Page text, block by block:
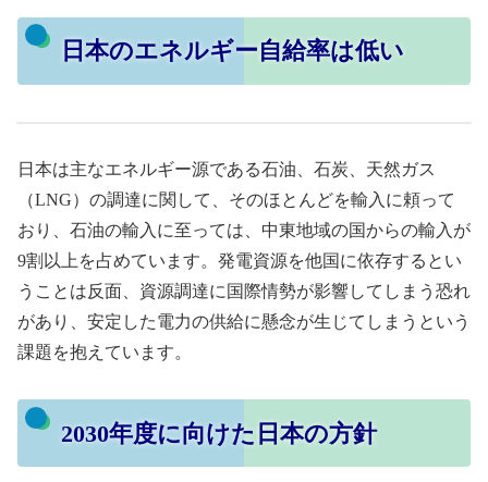
日本のエネルギー自給率は低い
日本は主なエネルギー源である石油、石炭、天然ガス
（LNG）の調達に関して、そのほとんどを輸入に頼って
おり、石油の輸入に至っては、中東地域の国からの輸入が
9割以上を占めています。発電資源を他国に依存するとい
うことは反面、資源調達に国際情勢が影響してしまう恐れ
があり、安定した電力の供給に懸念が生じてしまうという
課題を抱えています。
2030年度に向けた日本の方針